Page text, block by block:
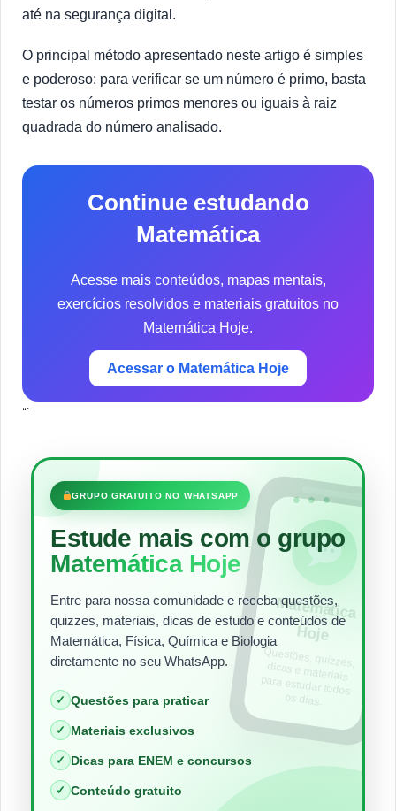
até na segurança digital.
O principal método apresentado neste artigo é simples
e poderoso: para verificar se um número é primo, basta
testar os números primos menores ou iguais à raiz
quadrada do número analisado.
Continue estudando
Matemática
Acesse mais conteúdos, mapas mentais,
exercícios resolvidos e materiais gratuitos no
Matemática Hoje.
Acessar o Matemática Hoje
“`
•••
GRUPO GRATUITO NO WHATSAPP
Estude mais com o grupo
Matemática Hoje
Entre para nossa comunidade e receba questões,
quizzes, materiais, dicas de estudo e conteúdos de
Matemática, Física, Química e Biologia
diretamente no seu WhatsApp.
✓ Questões para praticar
✓ Materiais exclusivos
✓ Dicas para ENEM e concursos
✓ Conteúdo gratuito
Matem
ática
Hoje
Questões, quizzes,
dicas e materiais
para estudar todos
os dias.